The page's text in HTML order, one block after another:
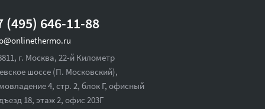
(495) 646-11-88
г. Москва, 22-й Километр
шоссе (П. Московский),
4, стр. 2, блок Г, офисный
18,этаж 2, офис 203Г